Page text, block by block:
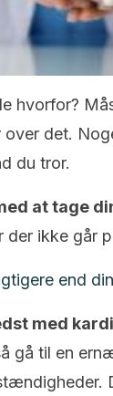
hvorfor?
det.
du tror.
at tage
der ikke går
end
med
gå til en